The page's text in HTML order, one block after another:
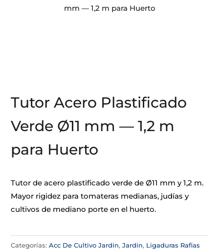
mm — 1,2 m para Huerto
Tutor Acero Plastificado
Verde Ø11 mm — 1,2 m
para Huerto
Tutor de acero plastificado verde de Ø11 mm y 1,2 m.
Mayor rigidez para tomateras medianas, judías y
cultivos de mediano porte en el huerto.
Categorías:Acc De Cultivo Jardin,Jardin, Ligaduras Rafias